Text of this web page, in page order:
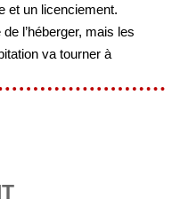
et un licenciement.
l’héberger, mais les
va tourner à